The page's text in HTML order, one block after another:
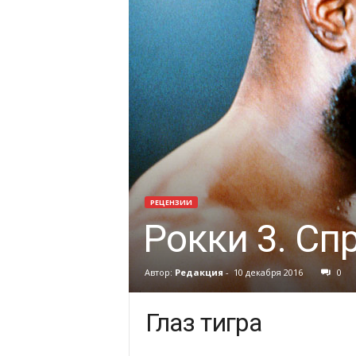
РЕЦЕНЗИИ
Рокки 3.
Автор: Редакция- 10 декабря 2016 0
Глаз тигра